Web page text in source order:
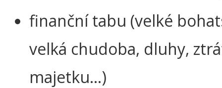
finanční tabu (velké
velká chudoba, dluhy,
majetku…)